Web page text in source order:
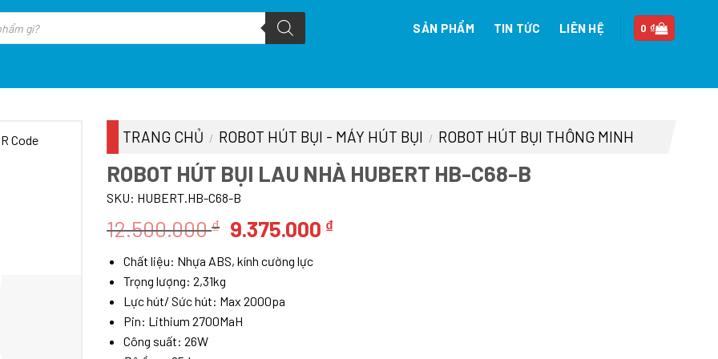
SẢN PHẨM TIN TỨC LIÊN HỆ 0₫
TRANG CHỦ / ROBOT HÚT BỤI - MÁY HÚT BỤI / ROBOT HÚT BỤI THÔNG MINH
ROBOT HÚT BỤI LAU NHÀ HUBERT HB-C68-B
SKU: HUBERT.HB-C68-B
12.500.000₫ Giá
là:
12.500.000 ₫.
9.375.000 ₫Giá
Chất liệu: Nhựa ABS, kính cường lực
Trọng lượng: 2,31kg
Lực hút/ Sức hút: Max 2000pa
Pin: Lithium 2700MaH
Công suất: 26W